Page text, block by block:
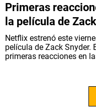
Primeras
la película de
Netflix estrenó este
película de Zack Snyder.
primeras reacciones en